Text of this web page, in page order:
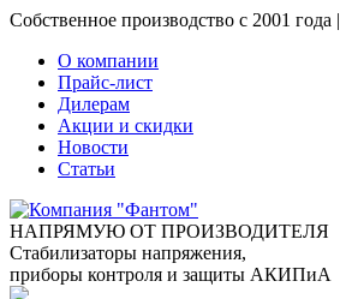
Собственное производство с 2001 года |
О компании
Прайс-лист
Дилерам
Акции и скидки
Новости
Статьи
НАПРЯМУЮ ОТ ПРОИЗВОДИТЕЛЯ
Стабилизаторы напряжения,
приборы контроля и защиты АКИПиА